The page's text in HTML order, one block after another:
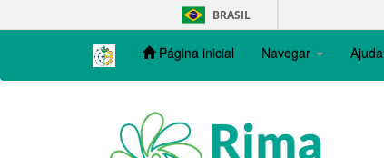
navigation
BRASIL
Página inicial Navegar Ajuda